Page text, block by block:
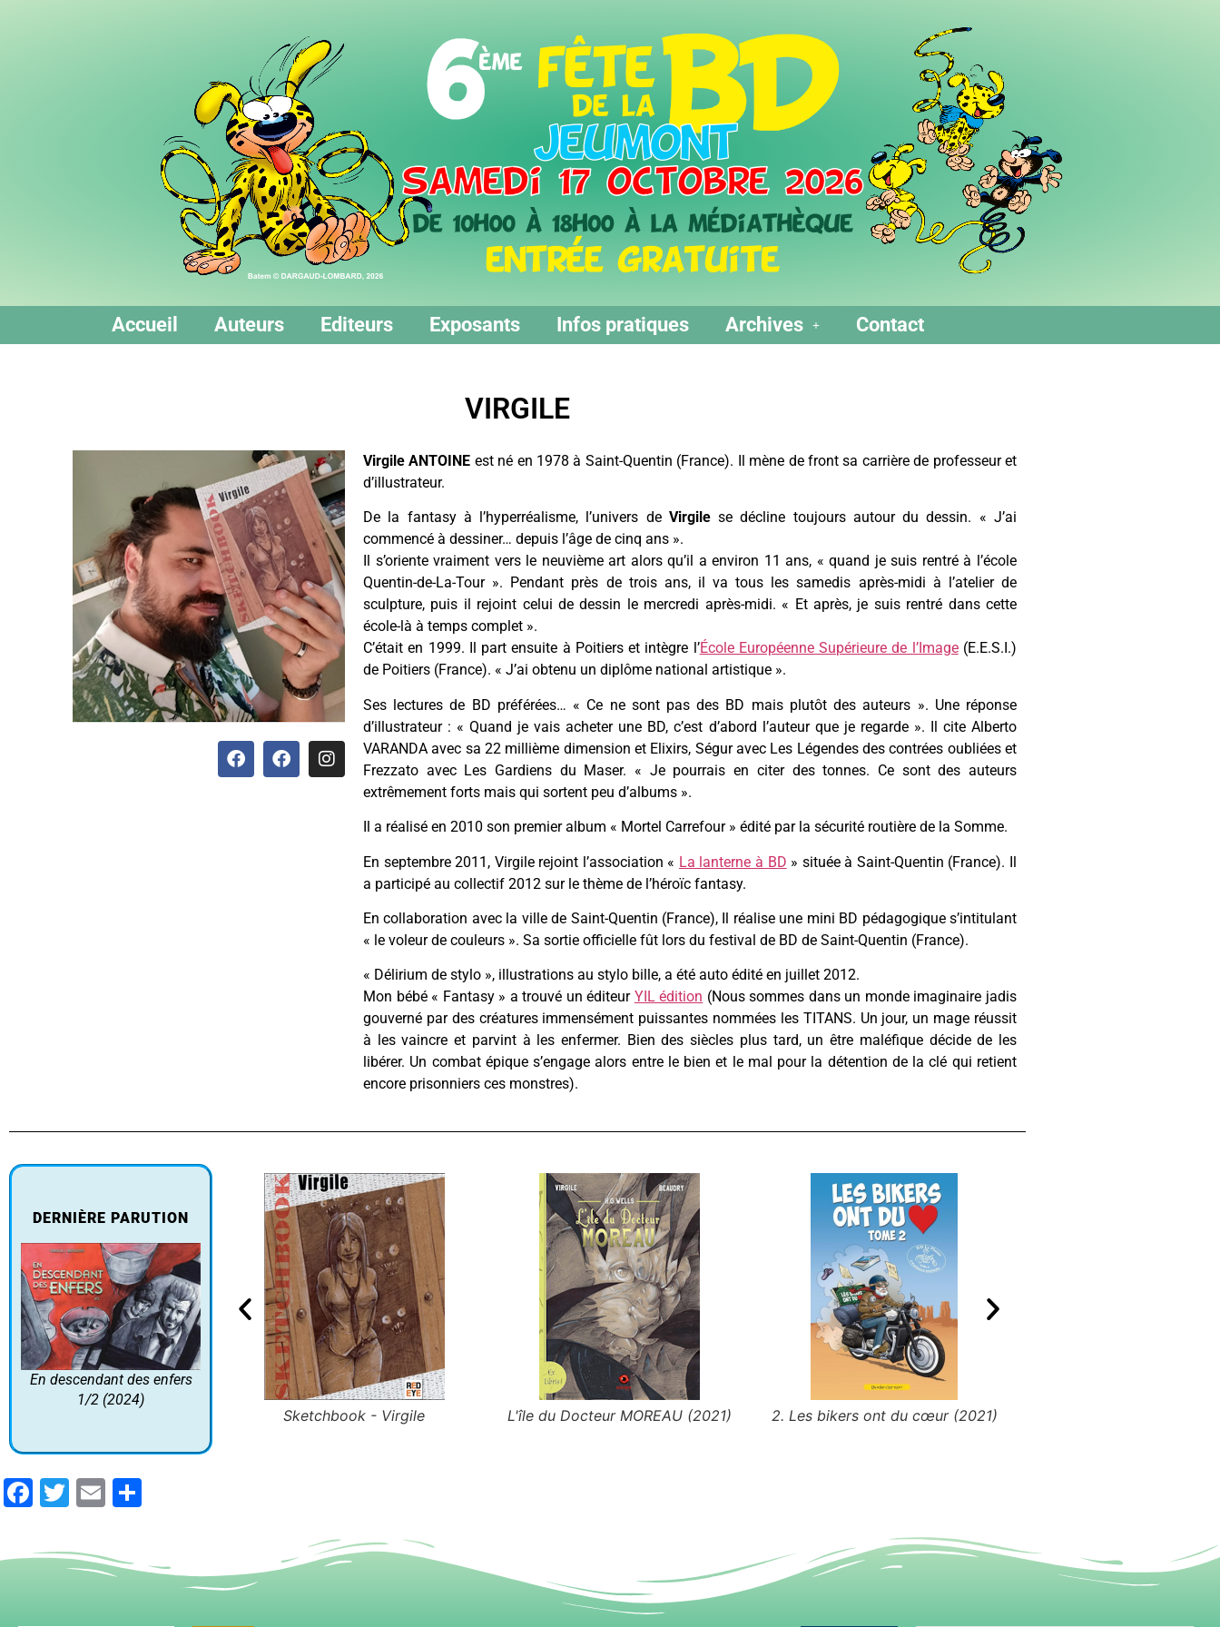
Accueil Auteurs Editeurs Exposants Infos pratiques Archives Contact
VIRGILE
Virgile ANTOINE est né en 1978 à Saint-Quentin (France). Il mène de front sa carrière de professeur et
d’illustrateur.
De la fantasy à l’hyperréalisme, l’univers de Virgilese décline toujours autour du dessin. « J’ai
commencé à dessiner… depuis l’âge de cinq ans ».
Il s’oriente vraiment vers le neuvième art alors qu’il a environ 11 ans, « quand je suis rentré à l’école
Quentin-de-La-Tour ». Pendant près de trois ans, il va tous les samedis après-midi à l’atelier de
sculpture, puis il rejoint celui de dessin le mercredi après-midi. « Et après, je suis rentré dans cette
école-là à temps complet ».
C’était en 1999. Il part ensuite à Poitiers et intègre l’École Européenne Supérieure de l’Image(E.E.S.I.)
de Poitiers (France). « J’ai obtenu un diplôme national artistique ».
Ses lectures de BD préférées… « Ce ne sont pas des BD mais plutôt des auteurs ». Une réponse
d’illustrateur : « Quand je vais acheter une BD, c’est d’abord l’auteur que je regarde ». Il cite Alberto
VARANDA avec sa 22 millième dimension et Elixirs, Ségur avec Les Légendes des contrées oubliées et
Frezzato avec Les Gardiens du Maser. « Je pourrais en citer des tonnes. Ce sont des auteurs
extrêmement forts mais qui sortent peu d’albums ».
Il a réalisé en 2010 son premier album « Mortel Carrefour » édité par la sécurité routière de la Somme.
En septembre 2011, Virgile rejoint l’association « La lanterne à BD » située à Saint-Quentin (France). Il
a participé au collectif 2012 sur le thème de l’héroïc fantasy.
En collaboration avec la ville de Saint-Quentin (France), Il réalise une mini BD pédagogique s’intitulant
« le voleur de couleurs ». Sa sortie officielle fût lors du festival de BD de Saint-Quentin (France).
« Délirium de stylo », illustrations au stylo bille, a été auto édité en juillet 2012.
Mon bébé « Fantasy » a trouvé un éditeur YIL édition (Nous sommes dans un monde imaginaire jadis
gouverné par des créatures immensément puissantes nommées les TITANS. Un jour, un mage réussit
à les vaincre et parvint à les enfermer. Bien des siècles plus tard, un être maléfique décide de les
libérer. Un combat épique s’engage alors entre le bien et le mal pour la détention de la clé qui retient
encore prisonniers ces monstres).
DERNIÈRE PARUTION
En descendant des enfers
1/2 (2024)
des enfers 1/2 (2024)
Sketchbook - Virgile L'île du Docteur MOREAU (2021) 2. Les bikers ont du cœur (2021)
Facebook
Twitter
Email